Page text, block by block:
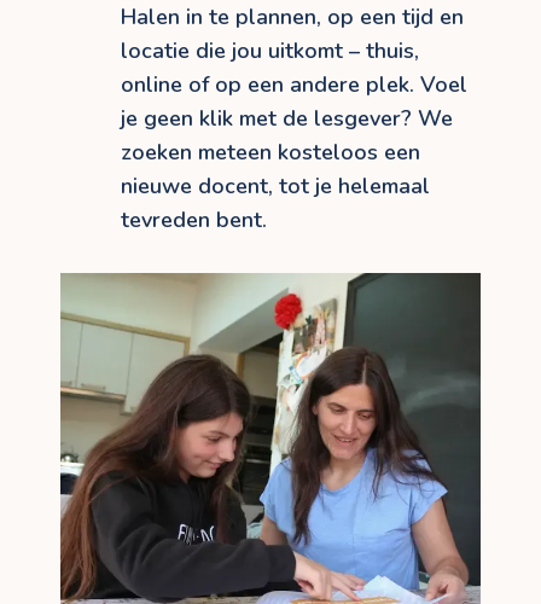
Halen in te plannen, op een tijd en
locatie die jou uitkomt – thuis,
online of op een andere plek. Voel
je geen klik met de lesgever? We
zoeken meteen kosteloos een
nieuwe docent, tot je helemaal
tevreden bent.